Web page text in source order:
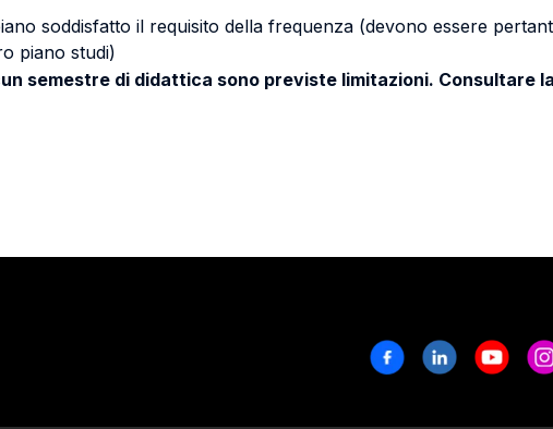
soddisfatto il requisito della frequenza (devono essere
piano studi)
semestre di didattica sono previste limitazioni. Consultare
FacebookLinkedinYoutube